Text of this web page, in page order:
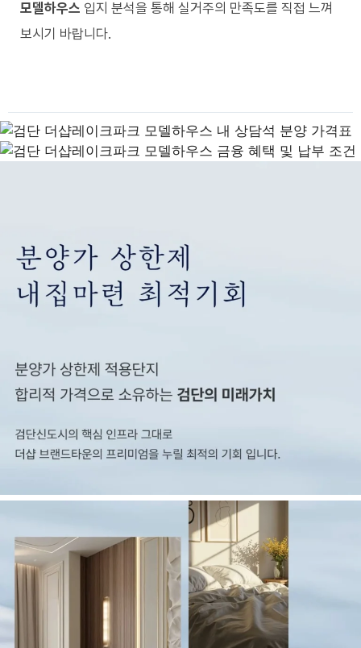
모델하우스 입지 분석을 통해 실거주의 만족도를 직접 느껴
보시기 바랍니다.